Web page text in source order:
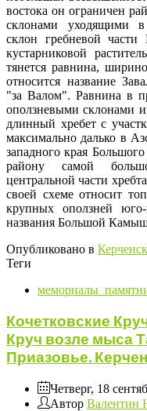
востока он ограничен
склонами уходящими
склон гребневой
кустарниковой
тянется равнина,
относится название
"за Валом". Равнина в
оползневыми склонами
длинный хребет с
максимально далько в
западного края
району самой
центральной части
своей схеме относит
крупных оползней
названия Большой
Опубликовано в
Теги
Кочетковские
Круч возле мыса
Приазовье.
Четверг, 18
Автор Валентин